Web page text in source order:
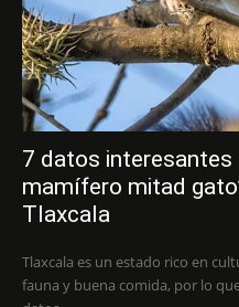
7 datos interesantes
mamífero mitad
Tlaxcala
Tlaxcala es un estado rico en
fauna y buena comida, por lo